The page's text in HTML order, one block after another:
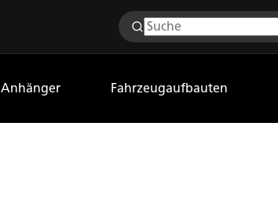
Anhänger Fahrzeugaufbauten